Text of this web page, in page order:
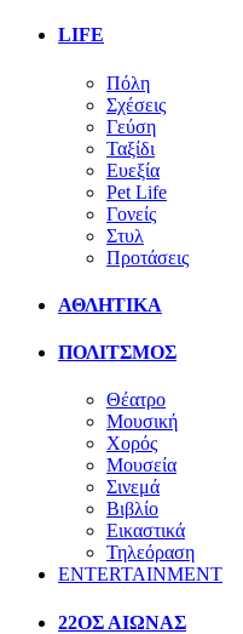
LIFE
Πόλη
Σχέσεις
Γεύση
Ταξίδι
Ευεξία
Pet Life
Γονείς
Στυλ
Προτάσεις
ΑΘΛΗΤΙΚΑ
ΠΟΛΙΤΣΜΟΣ
Θέατρο
Μουσική
Χορός
Μουσεία
Σινεμά
Βιβλίο
Εικαστικά
Τηλεόραση
ENTERTAINMENT
22ΟΣ ΑΙΩΝΑΣ